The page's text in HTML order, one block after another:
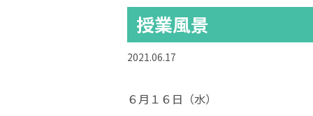
授業風景
2021.06.17
６月１６日（水）